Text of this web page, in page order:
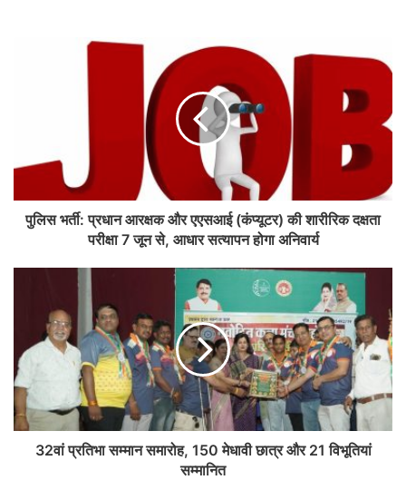
पुलिस भर्ती: प्रधान आरक्षक और एएसआई (कंप्यूटर) की शारीरिक दक्षता
परीक्षा 7 जून से, आधार सत्यापन होगा अनिवार्य
32वां प्रतिभा सम्मान समारोह, 150 मेधावी छात्र और 21 विभूतियां
सम्मानित